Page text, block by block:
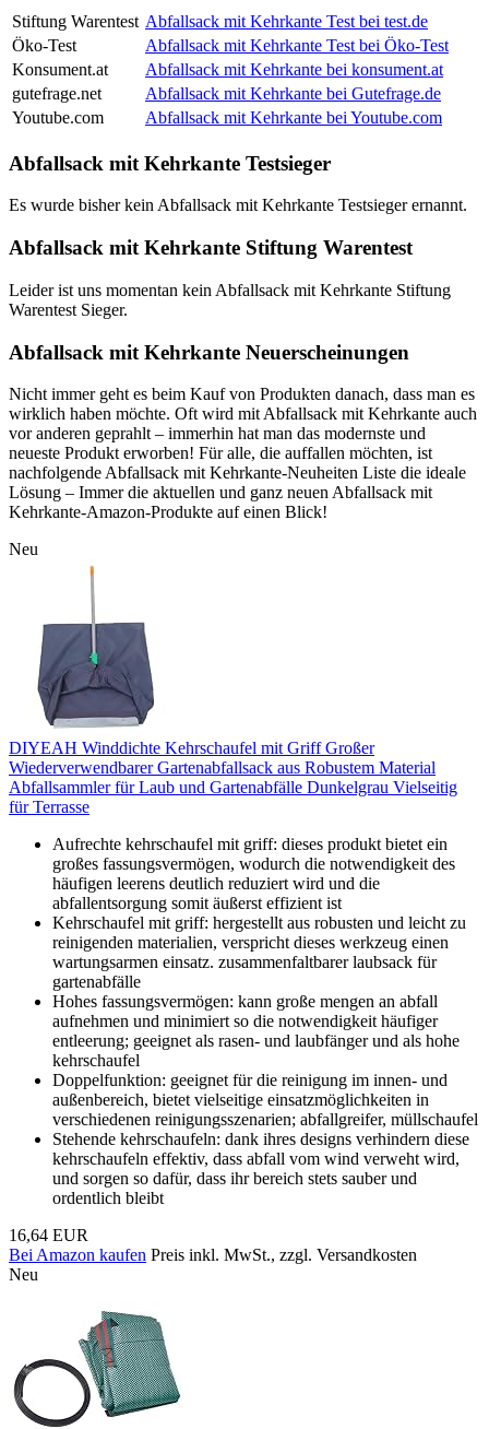
Stiftung Warentest Abfallsack mit Kehrkante Test bei test.de
Öko-Test
Abfallsack mit Kehrkante Test bei Öko-Test
Konsument.at
Abfallsack mit Kehrkante bei konsument.at
gutefrage.net
Abfallsack mit Kehrkante bei Gutefrage.de
Youtube.com
Abfallsack mit Kehrkante bei Youtube.com
Abfallsack mit Kehrkante Testsieger
Es wurde bisher kein Abfallsack mit Kehrkante Testsieger ernannt.
Abfallsack mit Kehrkante Stiftung Warentest
Leider ist uns momentan kein Abfallsack mit Kehrkante Stiftung
Warentest Sieger.
Abfallsack mit Kehrkante Neuerscheinungen
Nicht immer geht es beim Kauf von Produkten danach, dass man es
wirklich haben möchte. Oft wird mit Abfallsack mit Kehrkante auch
vor anderen geprahlt – immerhin hat man das modernste und
neueste Produkt erworben! Für alle, die auffallen möchten, ist
nachfolgende Abfallsack mit Kehrkante-Neuheiten Liste die ideale
Lösung – Immer die aktuellen und ganz neuen Abfallsack mit
Kehrkante-Amazon-Produkte auf einen Blick!
Neu
DIYEAH Winddichte Kehrschaufel mit Griff Großer
Wiederverwendbarer Gartenabfallsack aus Robustem Material
Abfallsammler für Laub und Gartenabfälle Dunkelgrau Vielseitig
für Terrasse
Aufrechte kehrschaufel mit griff: dieses produkt bietet ein
großes fassungsvermögen, wodurch die notwendigkeit des
häufigen leerens deutlich reduziert wird und die
abfallentsorgung somit äußerst effizient ist
Kehrschaufel mit griff: hergestellt aus robusten und leicht zu
reinigenden materialien, verspricht dieses werkzeug einen
wartungsarmen einsatz. zusammenfaltbarer laubsack für
gartenabfälle
Hohes fassungsvermögen: kann große mengen an abfall
aufnehmen und minimiert so die notwendigkeit häufiger
entleerung; geeignet als rasen- und laubfänger und als hohe
kehrschaufel
Doppelfunktion: geeignet für die reinigung im innen- und
außenbereich, bietet vielseitige einsatzmöglichkeiten in
verschiedenen reinigungsszenarien; abfallgreifer, müllschaufel
Stehende kehrschaufeln: dank ihres designs verhindern diese
kehrschaufeln effektiv, dass abfall vom wind verweht wird,
und sorgen so dafür, dass ihr bereich stets sauber und
ordentlich bleibt
16,64 EUR
Bei Amazon kaufen Preis inkl. MwSt., zzgl. Versandkosten
Neu